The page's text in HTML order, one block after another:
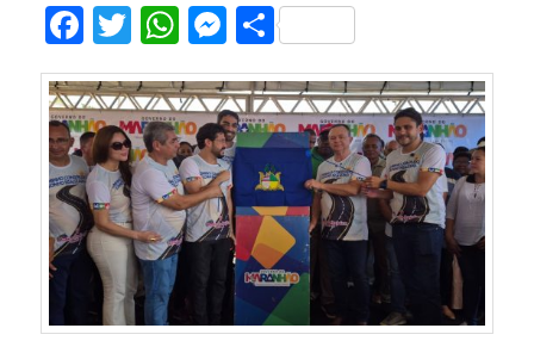
Facebook
Twitter
WhatsApp
Messenger
Share